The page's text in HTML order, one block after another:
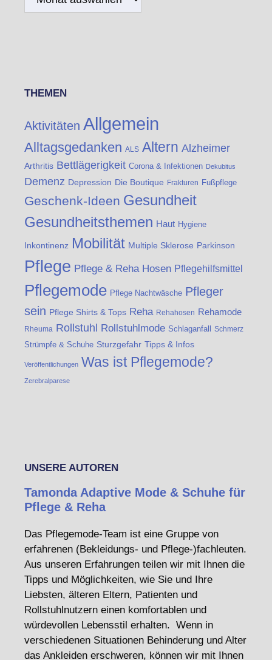
THEMEN
Aktivitäten Allgemein
Alltagsgedanken ALS Altern Alzheimer
Arthritis Bettlägerigkeit Corona & Infektionen Dekubitus
Demenz Depression Die Boutique Frakturen Fußpflege
Geschenk-Ideen Gesundheit
Gesundheitsthemen Haut Hygiene
Inkontinenz Mobilität Multiple Sklerose Parkinson
Pflege Pflege & Reha Hosen Pflegehilfsmittel
Pflegemode Pflege Nachtwäsche Pfleger
sein Pflege Shirts & Tops Reha Rehahosen Rehamode
Rheuma Rollstuhl Rollstuhlmode Schlaganfall Schmerz
Strümpfe & Schuhe Sturzgefahr Tipps & Infos
Veröffentlichungen Was ist Pflegemode?
Zerebralparese
UNSERE AUTOREN
Tamonda Adaptive Mode & Schuhe für
Pflege & Reha
Das Pflegemode-Team ist eine Gruppe von
erfahrenen (Bekleidungs- und Pflege-)fachleuten.
Aus unseren Erfahrungen teilen wir mit Ihnen die
Tipps und Möglichkeiten, wie Sie und Ihre
Liebsten, älteren Eltern, Patienten und
Rollstuhlnutzern einen komfortablen und
würdevollen Lebensstil erhalten. Wenn in
verschiedenen Situationen Behinderung und Alter
das Ankleiden erschweren, können wir mit Ihnen